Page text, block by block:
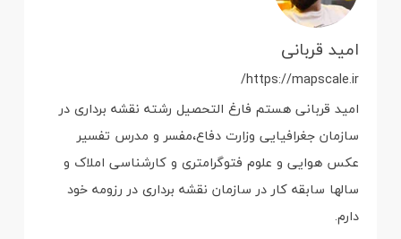
امید قربانی
https://mapscale.ir/
امید قربانی هستم فارغ التحصیل رشته نقشه برداری در
سازمان جغرافیایی وزارت دفاع،مفسر و مدرس تفسیر
عکس هوایی و علوم فتوگرامتری و کارشناسی املاک و
سالها سابقه کار در سازمان نقشه برداری در رزومه خود
دارم.